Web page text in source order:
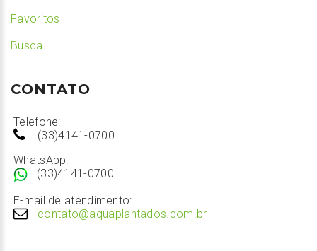
Favoritos
Busca
CONTATO
Telefone:
(33)4141-0700
WhatsApp:
(33)4141-0700
E-mail de atendimento:
contato@aquaplantados.com.br